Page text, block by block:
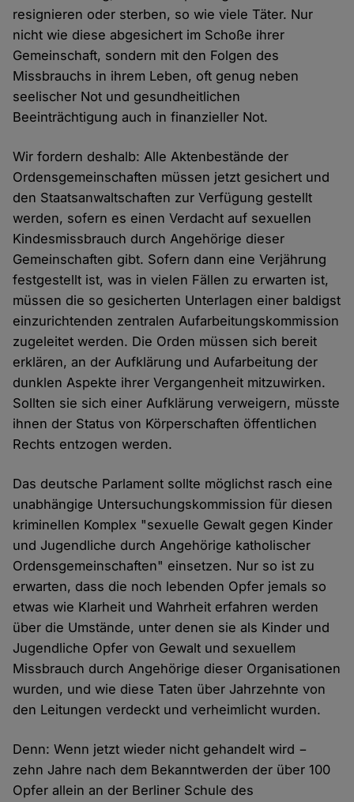
resignieren oder sterben, so wie viele Täter. Nur
nicht wie diese abgesichert im Schoße ihrer
Gemeinschaft, sondern mit den Folgen des
Missbrauchs in ihrem Leben, oft genug neben
seelischer Not und gesundheitlichen
Beeinträchtigung auch in finanzieller Not.
Wir fordern deshalb: Alle Aktenbestände der
Ordensgemeinschaften müssen jetzt gesichert und
den Staatsanwaltschaften zur Verfügung gestellt
werden, sofern es einen Verdacht auf sexuellen
Kindesmissbrauch durch Angehörige dieser
Gemeinschaften gibt. Sofern dann eine Verjährung
festgestellt ist, was in vielen Fällen zu erwarten ist,
müssen die so gesicherten Unterlagen einer baldigst
einzurichtenden zentralen Aufarbeitungskommission
zugeleitet werden. Die Orden müssen sich bereit
erklären, an der Aufklärung und Aufarbeitung der
dunklen Aspekte ihrer Vergangenheit mitzuwirken.
Sollten sie sich einer Aufklärung verweigern, müsste
ihnen der Status von Körperschaften öffentlichen
Rechts entzogen werden.
Das deutsche Parlament sollte möglichst rasch eine
unabhängige Untersuchungskommission für diesen
kriminellen Komplex "sexuelle Gewalt gegen Kinder
und Jugendliche durch Angehörige katholischer
Ordensgemeinschaften" einsetzen. Nur so ist zu
erwarten, dass die noch lebenden Opfer jemals so
etwas wie Klarheit und Wahrheit erfahren werden
über die Umstände, unter denen sie als Kinder und
Jugendliche Opfer von Gewalt und sexuellem
Missbrauch durch Angehörige dieser Organisationen
wurden, und wie diese Taten über Jahrzehnte von
den Leitungen verdeckt und verheimlicht wurden.
Denn: Wenn jetzt wieder nicht gehandelt wird −
zehn Jahre nach dem Bekanntwerden der über 100
Opfer allein an der Berliner Schule des